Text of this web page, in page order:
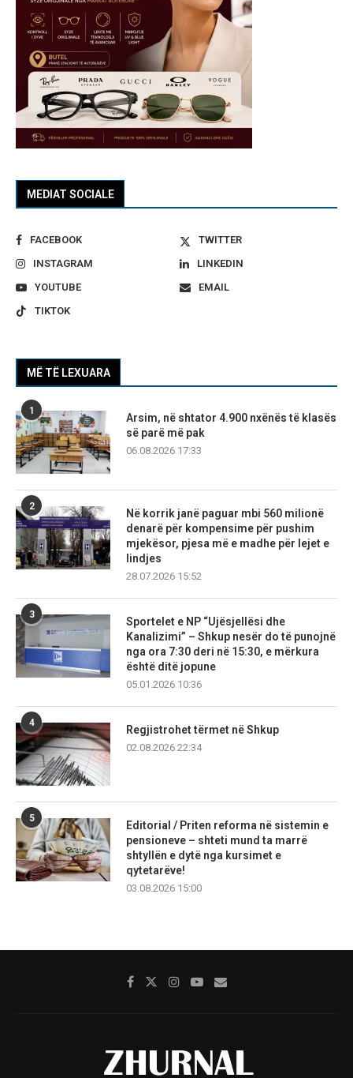
MEDIAT SOCIALE
FACEBOOK
TWITTER
INSTAGRAM
LINKEDIN
YOUTUBE
EMAIL
TIKTOK
MË TË LEXUARA
1
Arsim, në shtator 4.900 nxënës të klasës
së parë më pak
06.08.2026 17:33
2
Në korrik janë paguar mbi 560 milionë
denarë për kompensime për pushim
mjekësor, pjesa më e madhe për lejet e
lindjes
28.07.2026 15:52
3
Sportelet e NP “Ujësjellësi dhe
Kanalizimi” – Shkup nesër do të punojnë
nga ora 7:30 deri në 15:30, e mërkura
është ditë jopune
05.01.2026 10:36
4
Regjistrohet tërmet në Shkup
02.08.2026 22:34
5
Editorial / Priten reforma në sistemin e
pensioneve – shteti mund ta marrë
shtyllën e dytë nga kursimet e
qytetarëve!
03.08.2026 15:00